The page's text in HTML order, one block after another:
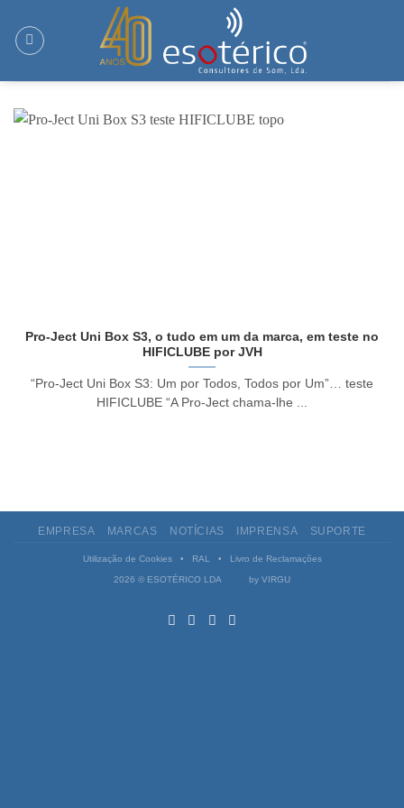
content
Pro-Ject Uni Box S3, o tudo em um da marca, em teste no
HIFICLUBE por JVH
“Pro-Ject Uni Box S3: Um por Todos, Todos por Um”… teste
HIFICLUBE “A Pro-Ject chama-lhe ...
EMPRESA MARCAS NOTÍCIAS IMPRENSA SUPORTE
Utilização de Cookies• RAL • Livro de Reclamações
2026 © ESOTÉRICO LDA by VIRGU